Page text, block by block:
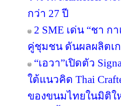
กว่า 27 ปี
2 SME เด่น “ชา
คู่ชุมชน ดันผลผลิตเ
“เอวา”เปิดตัว
ใต้แนวคิด Thai
ของขนมไทยในมิติใ